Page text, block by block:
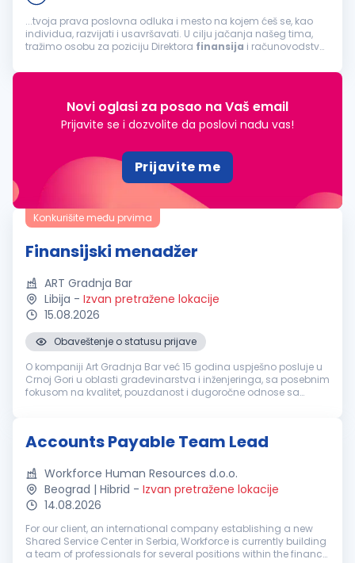
...tvoja prava poslovna odluka i mesto na kojem ćeš se, kao
individua, razvijati i usavršavati. U cilju jačanja našeg tima,
tražimo osobu za poziciju Direktora finansija i računovodstva
Novi oglasi za posao na Vaš email
Prijavite se i dozvolite da poslovi nađu vas!
Prijavite me
Konkurišite među prvima
Finansijski menadžer
ART Gradnja Bar
Libija - Izvan pretražene lokacije
15.08.2026
Obaveštenje o statusu prijave
O kompaniji Art Gradnja Bar već 15 godina uspješno posluje u
Crnoj Gori u oblasti građevinarstva i inženjeringa, sa posebnim
fokusom na kvalitet, pouzdanost i dugoročne odnose sa
Accounts Payable Team Lead
Workforce Human Resources d.o.o.
Beograd | Hibrid - Izvan pretražene lokacije
14.08.2026
For our client, an international company establishing a new
Shared Service Center in Serbia, Workforce is currently building
a team of professionals for several positions within the finance